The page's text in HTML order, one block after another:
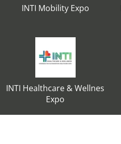
INTI Mobility Expo
INTI Healthcare & Wellnes
Expo